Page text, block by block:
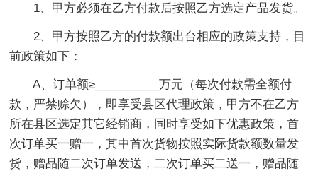
1、甲方必须在乙方付款后按照乙方选定产品发货。
2、甲方按照乙方的付款额出台相应的政策支持，目
前政策如下：
A、订单额≥__________万元（每次付款需全额付
款，严禁赊欠），即享受县区代理政策，甲方不在乙方
所在县区选定其它经销商，同时享受如下优惠政策，首
次订单买一赠一，其中首次货物按照实际货款额数量发
货，赠品随二次订单发送，二次订单买二送一，赠品随